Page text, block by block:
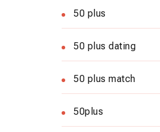
50 plus
50 plus dating
50 plus match
50plus